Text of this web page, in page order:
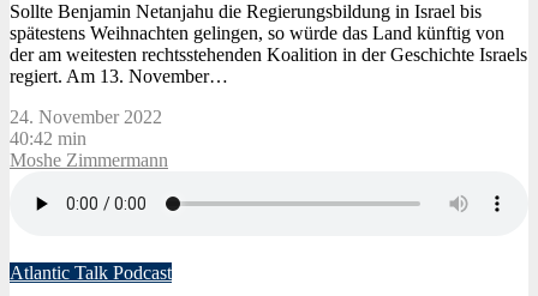
Sollte Benjamin Netanjahu die Regierungsbildung in Israel bis
spätestens Weihnachten gelingen, so würde das Land künftig von
der am weitesten rechtsstehenden Koalition in der Geschichte Israels
regiert. Am 13. November…
24. November 2022
40:42 min
Moshe Zimmermann
Atlantic Talk Podcast